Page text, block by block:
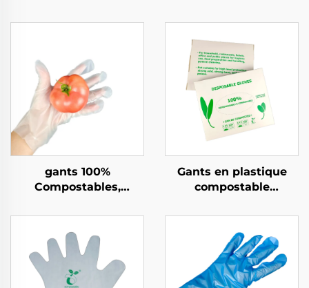
gants 100%
Compostables,
Compostables en PLA
PBAT Amidon de Maïs
Gants en plastique
compostable
compostable en PLA
PBAT amidon de maïs